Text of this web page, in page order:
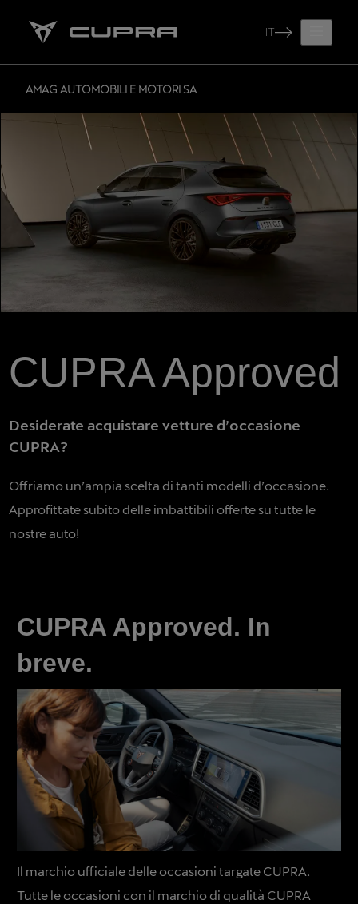
IT
AMAG AUTOMOBILI E MOTORI SA
CUPRA Approved
Desiderate acquistare vetture d’occasione
CUPRA?
Offriamo un’ampia scelta di tanti modelli d’occasione.
Approfittate subito delle imbattibili offerte su tutte le
nostre auto!
CUPRA Approved. In
breve.
Il marchio ufficiale delle occasioni targate CUPRA.
Tutte le occasioni con il marchio di qualità CUPRA